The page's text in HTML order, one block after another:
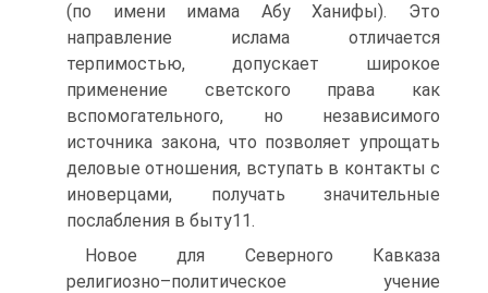
(по имени имама Абу Ханифы). Это
направление ислама отличается
терпимостью, допускает широкое
применение светского права как
вспомогательного, но независимого
источника закона, что позволяет упрощать
деловые отношения, вступать в контакты с
иноверцами, получать значительные
послабления в быту11.
Новое для Северного Кавказа
религиозно–политическое учение